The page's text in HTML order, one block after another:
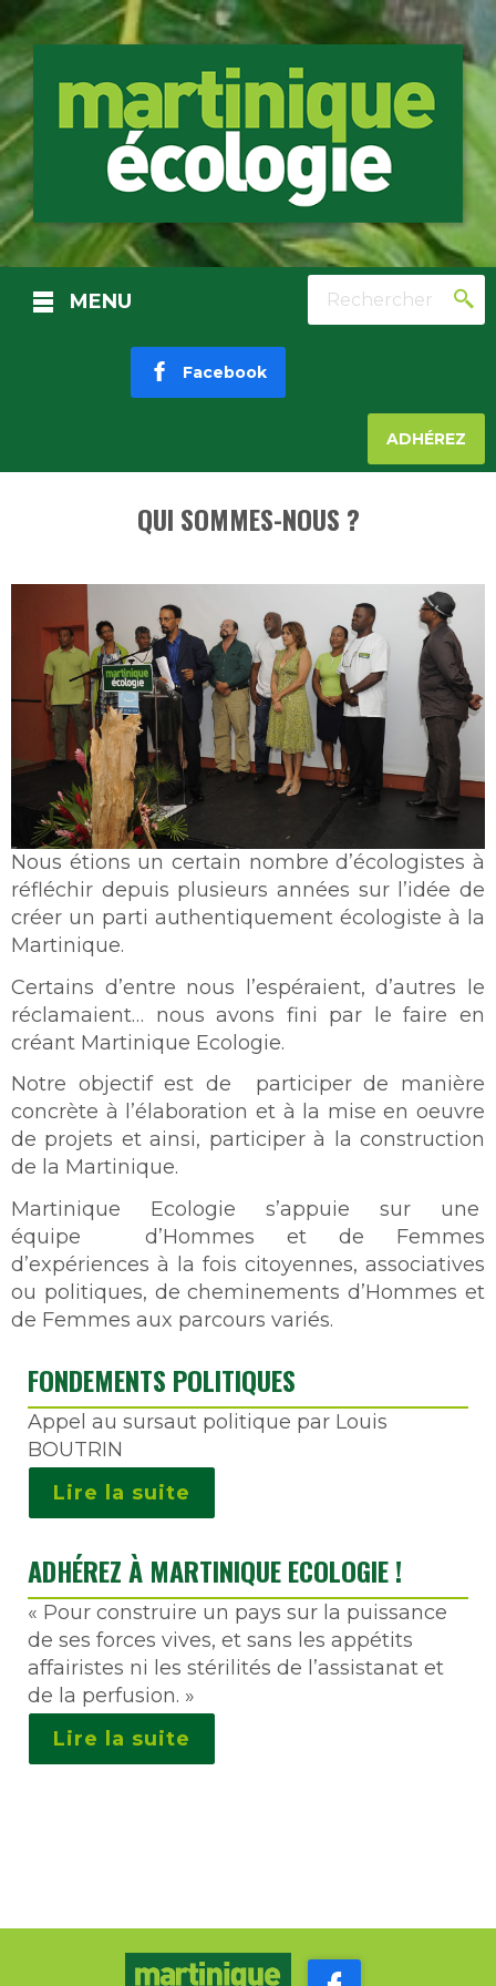
MENU Rechercher
Facebook
ADHÉREZ
QUI SOMMES-NOUS ?
Nous étions un certain nombre d’écologistes à
réfléchir depuis plusieurs années sur l’idée de
créer un parti authentiquement écologiste à la
Martinique.
Certains d’entre nous l’espéraient, d’autres le
réclamaient… nous avons fini par le faire en
créant Martinique Ecologie.
Notre objectif est de participer de manière
concrète à l’élaboration et à la mise en oeuvre
de projets et ainsi, participer à la construction
de la Martinique.
Martinique Ecologie s’appuie sur une
équipe d’Hommes et de Femmes
d’expériences à la fois citoyennes, associatives
ou politiques, de cheminements d’Hommes et
de Femmes aux parcours variés.
FONDEMENTS POLITIQUES
Appel au sursaut politique par Louis
BOUTRIN
Lire la suite
ADHÉREZ À MARTINIQUE ECOLOGIE !
« Pour construire un pays sur la puissance
de ses forces vives, et sans les appétits
affairistes ni les stérilités de l’assistanat et
de la perfusion. »
Lire la suite